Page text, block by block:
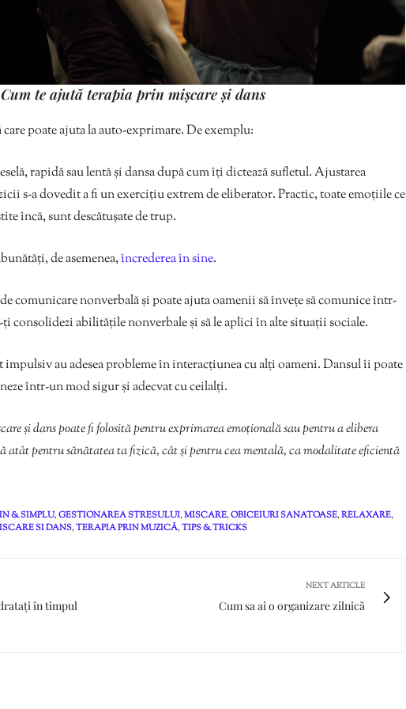
Cum te ajută terapia prin mișcare și dans
poate ajuta la auto-exprimare. De exemplu:
rapidă sau lentă și dansa după cum îți dictează sufletul. Ajustarea
s-a dovedit a fi un exercițiu extrem de eliberator. Practic, toate emoțiile ce
încă, sunt descătușate de trup.
de asemenea,încrederea în sine.
comunicare nonverbală și poate ajuta oamenii să învețe să comunice într-
consolidezi abilitățile nonverbale și să le aplici în alte situații sociale.
au adesea probleme în interacțiunea cu alți oameni. Dansul îi poate
într-un mod sigur și adecvat cu ceilalți.
și dans poate fi folosită pentru exprimarea emoțională sau pentru a elibera
atât pentru sănătatea ta fizică, cât și pentru cea mentală, ca modalitate eficientă
& SIMPLU,GESTIONAREA STRESULUI,MISCARE,OBICEIURI SANATOASE,RELAXARE,
SI DANS,TERAPIA PRIN MUZICĂ,TIPS & TRICKS
în timpul
NEXT ARTICLE
Cum sa ai o organizare zilnică